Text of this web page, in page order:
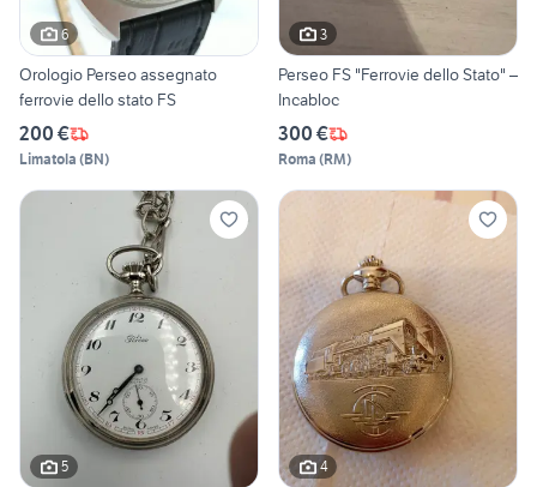
6
Orologio Perseo assegnato
ferrovie dello stato FS
200 €
Limatola (BN)
3
Perseo FS "Ferrovie dello Stato" –
Incabloc
300 €
Roma (RM)
5 4